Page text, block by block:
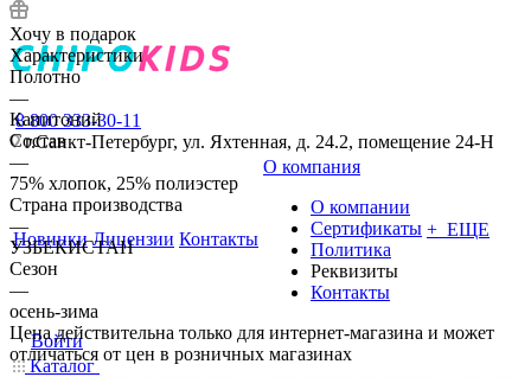
8 800 333-30-11
г.Санкт-Петербург, ул. Яхтенная, д. 24.2, помещение 24-Н
Новинки Лицензии Контакты
О компания
О компании
Сертификаты
Политика
Реквизиты
Контакты
+ ЕЩЕ
Войти
Каталог
Хочу в подарок
Характеристики
Полотно
—
Капитоний
Состав
—
75% хлопок, 25% полиэстер
Страна производства
—
УЗБЕКИСТАН
Сезон
—
осень-зима
Цена действительна только для интернет-магазина и может
отличаться от цен в розничных магазинах